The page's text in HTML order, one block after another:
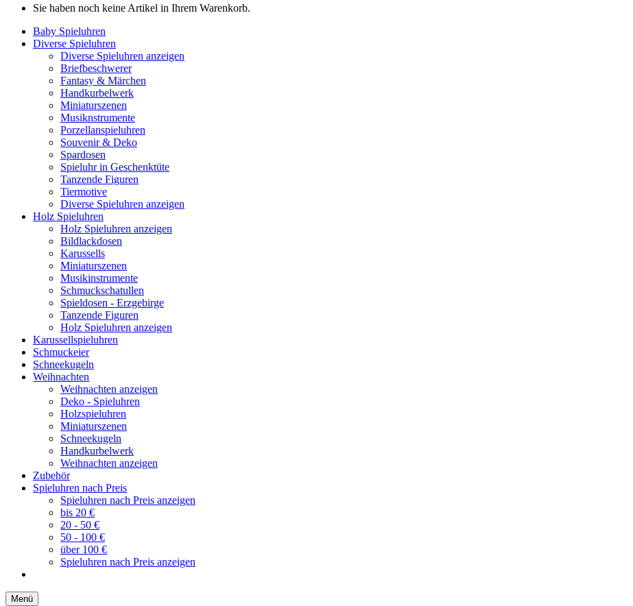
Sie haben noch keine Artikel in Ihrem Warenkorb.
Baby Spieluhren
Diverse Spieluhren
Diverse Spieluhren anzeigen
Briefbeschwerer
Fantasy & Märchen
Handkurbelwerk
Miniaturszenen
Musiknstrumente
Porzellanspieluhren
Souvenir & Deko
Spardosen
Spieluhr in Geschenktüte
Tanzende Figuren
Tiermotive
Diverse Spieluhren anzeigen
Holz Spieluhren
Holz Spieluhren anzeigen
Bildlackdosen
Karussells
Miniaturszenen
Musikinstrumente
Schmuckschatullen
Spieldosen - Erzgebirge
Tanzende Figuren
Holz Spieluhren anzeigen
Karussellspieluhren
Schmuckeier
Schneekugeln
Weihnachten
Weihnachten anzeigen
Deko - Spieluhren
Holzspieluhren
Miniaturszenen
Schneekugeln
Handkurbelwerk
Weihnachten anzeigen
Zubehör
Spieluhren nach Preis
Spieluhren nach Preis anzeigen
bis 20 €
20 - 50 €
50 - 100 €
über 100 €
Spieluhren nach Preis anzeigen
Menü